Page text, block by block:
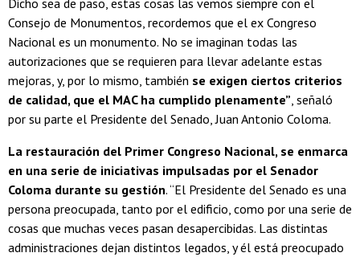
Dicho sea de paso, estas cosas las vemos siempre con el
Consejo de Monumentos, recordemos que el ex Congreso
Nacional es un monumento. No se imaginan todas las
autorizaciones que se requieren para llevar adelante estas
mejoras, y, por lo mismo, también se exigen ciertos criterios
de calidad, que el MAC ha cumplido plenamente”, señaló
por su parte el Presidente del Senado, Juan Antonio Coloma.
La restauración del Primer Congreso Nacional, se enmarca
en una serie de iniciativas impulsadas por el Senador
Coloma durante su gestión. “El Presidente del Senado es una
persona preocupada, tanto por el edificio, como por una serie de
cosas que muchas veces pasan desapercibidas. Las distintas
administraciones dejan distintos legados, y él está preocupado